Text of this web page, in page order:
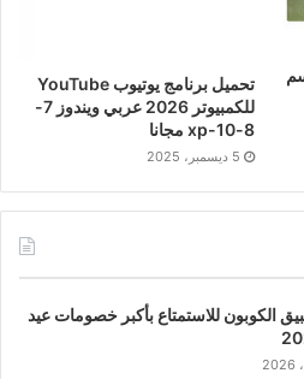
تحميل برنامج يوتيوب YouTube
للكمبيوتر 2026 عربي ويندوز 7-
8-10-xp مجانا
5 ديسمبر، 2025
الكوبون للاستمتاع بأكبر خصومات عيد